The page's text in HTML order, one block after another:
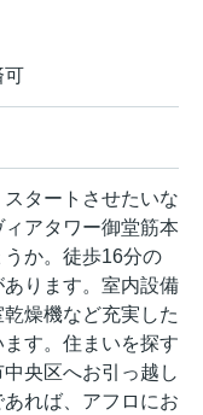
可
タートさせたいな
アタワー御堂筋本
か。徒歩16分の
ります。室内設備
燥機など充実した
す。住まいを探す
央区へお引っ越し
れば、アフロにお